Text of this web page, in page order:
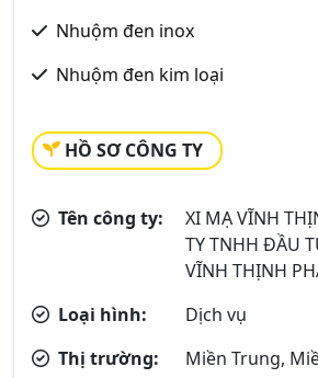
Nhuộm đen inox
Nhuộm đen kim loại
HỒ SƠ CÔNG TY
Tên công ty:
XI MẠ VĨNH
TY TNHH ĐẦU
VĨNH THỊNH
Loại hình:
Dịch vụ
Thị trường:
Miền Trung,